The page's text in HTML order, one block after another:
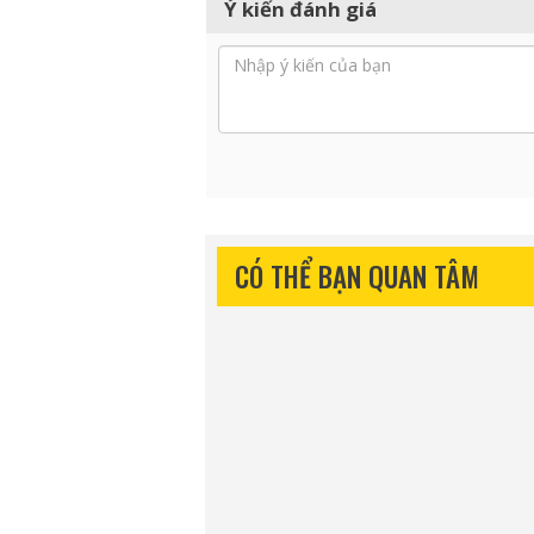
Ý kiến đánh giá
CÓ THỂ BẠN QUAN TÂM